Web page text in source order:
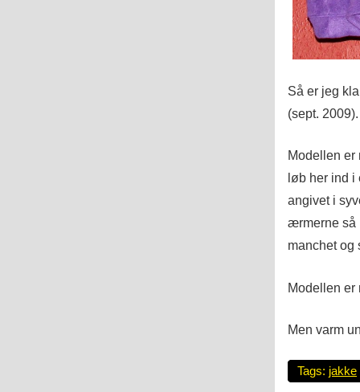
Så er jeg
(sept. 2009).
Modellen er
løb her ind i
angivet i
ærmerne så
manchet
Modellen er
Men varm
Tags: jakke